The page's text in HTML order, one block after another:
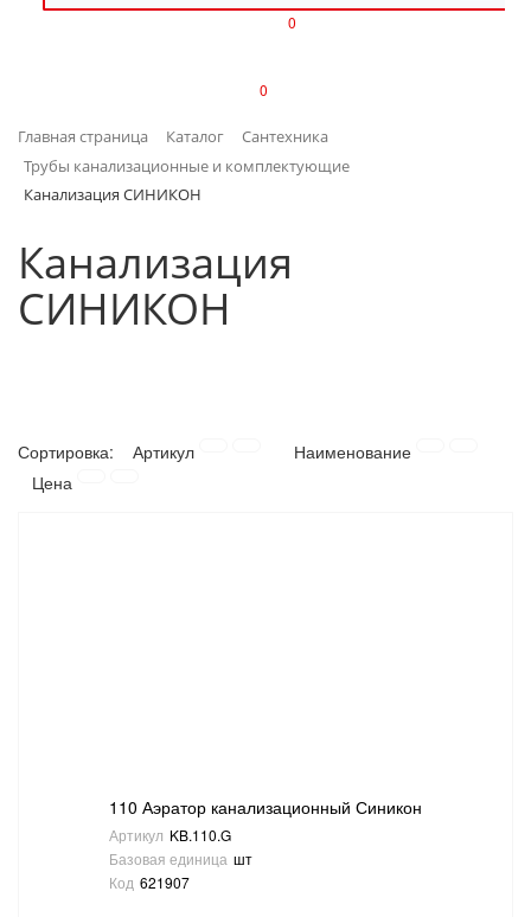
ИНТЕРЬЕР
КАНЦТОВАРЫ
КЛИМАТИЧЕСКАЯ ТЕХНИКА
КРЕПЕЖ И СКОБЯНЫЕ ИЗДЕЛИЯ
НАСОСНОЕ ОБОРУДОВАНИЕ
СТРЕМЯНКИ,ЛЕСТНИЦЫ
СТРОИТЕЛЬНЫЕ И ОТДЕЛОЧНЫЕ МАТЕРИАЛЫ
0
0
Главная страница Каталог
Сантехника
Трубы канализационные и комплектующие
Канализация СИНИКОН
Канализация
СИНИКОН
Сортировка: Артикул
Наименование
Цена
110 Аэратор канализационный Синикон
Артикул KB.110.G
Базовая единица шт
Код 621907